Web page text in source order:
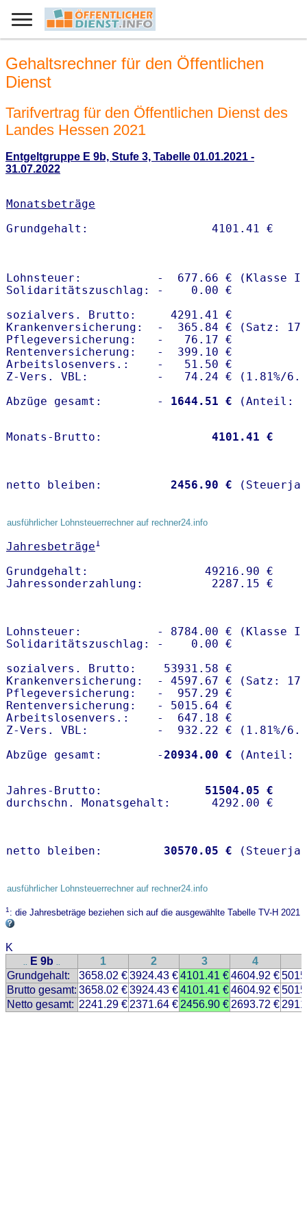
Gehaltsrechner für den Öffentlichen
Dienst
Tarifvertrag für den Öffentlichen Dienst des
Landes Hessen 2021
Entgeltgruppe E 9b, Stufe 3, Tabelle 01.01.2021 -
31.07.2022
Monatsbeträge
Lohnsteuer:           -  677.66 € (Klasse I)
Solidaritätszuschlag: -    0.00 €
sozialvers. Brutto:     4291.41 €
Krankenversicherung:  -  365.84 € (Satz:
Pflegeversicherung:   -   76.17 €
Rentenversicherung:   -  399.10 €
Arbeitslosenvers.:    -   51.50 €
Z-Vers. VBL:          -   74.24 € ( 1.81%/
Abzüge gesamt:        -
1644.51 €
Monats-Brutto: 4101.41 €
netto bleiben: 2456.90 €
ausführlicher Lohnsteuerrechner auf rechner24.info
Jahresbeträge1
Grundgehalt:                 49216.90 €
Lohnsteuer:           - 8784.00 € (Klasse I)
Solidaritätszuschlag: -    0.00 €
sozialvers. Brutto:    53931.58 €
Krankenversicherung:  - 4597.67 € (Satz:
Pflegeversicherung:   -  957.29 €
Rentenversicherung:   - 5015.64 €
Arbeitslosenvers.:    -  647.18 €
Z-Vers. VBL:          -  932.22 € ( 1.81%/
Abzüge gesamt:        -20934.00 €
Jahres-Brutto: 51504.05 €
netto bleiben: 30570.05 €
ausführlicher Lohnsteuerrechner auf rechner24.info
1: die Jahresbeträge beziehen sich auf die ausgewählte Tabelle TV-H 2021
K
.. E 9b .. 1 2 3 4
Grundgehalt:
3658.02 €3924.43 €4101.41 €4604.92 €
Brutto gesamt: 3658.02 €3924.43 €4101.41 €4604.92 €
Netto gesamt: 2241.29 € 2371.64 € 2456.90 € 2693.72 €